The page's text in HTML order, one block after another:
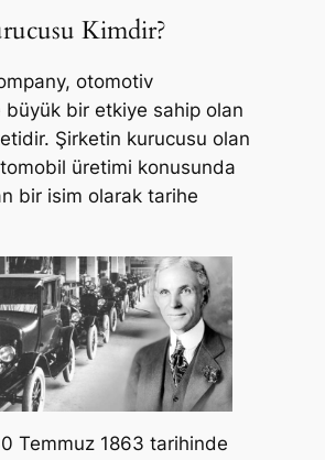
Kimdir?
otomotiv
bir etkiye sahip olan
Şirketin kurucusu olan
üretimi konusunda
bir isim olarak tarihe
Temmuz 1863 tarihinde